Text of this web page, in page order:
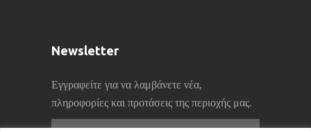
Newsletter
Εγγραφείτε για να λαμβάνετε νέα,
πληροφορίες και προτάσεις της περιοχής μας.